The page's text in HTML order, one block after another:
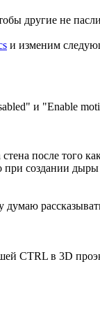
другие не
и изменим
и "Enable
после того
создании
думаю
CTRL в 3D